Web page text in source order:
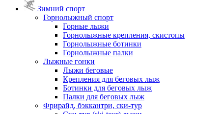
Зимний спорт
Горнолыжный спорт
Горные лыжи
Горнолыжные крепления, скистопы
Горнолыжные ботинки
Горнолыжные палки
Лыжные гонки
Лыжи беговые
Крепления для беговых лыж
Ботинки для беговых лыж
Палки для беговых лыж
Фрирайд, бэккантри, ски-тур